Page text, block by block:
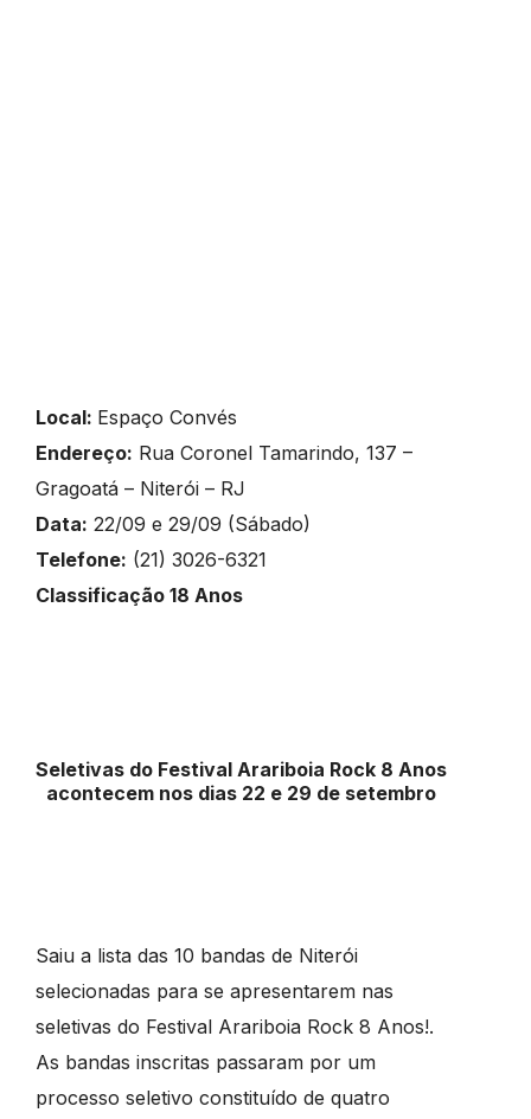
Local: Espaço Convés
Endereço: Rua Coronel Tamarindo, 137 –
Gragoatá – Niterói – RJ
Data: 22/09 e 29/09 (Sábado)
Telefone: (21) 3026-6321
Classificação 18 Anos
Seletivas do Festival Arariboia Rock 8 Anos
acontecem nos dias 22 e 29 de setembro
Saiu a lista das 10 bandas de Niterói
selecionadas para se apresentarem nas
seletivas do Festival Arariboia Rock 8 Anos!.
As bandas inscritas passaram por um
processo seletivo constituído de quatro